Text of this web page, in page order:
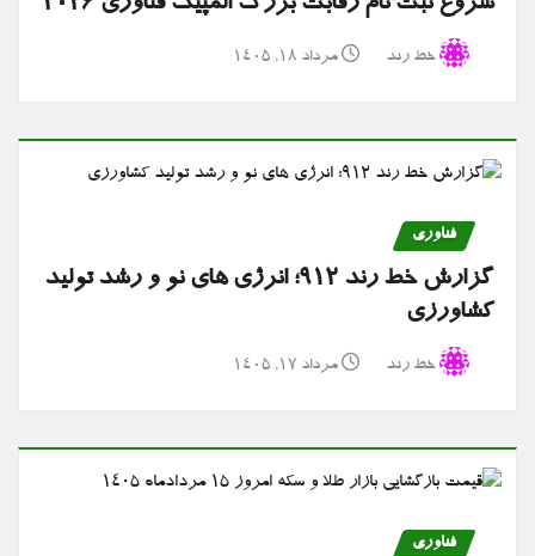
خط رند مرداد ۱۸, ۱۴۰۵
فناوری
گزارش خط رند ۹۱۲؛ انرژی های نو و رشد تولید
کشاورزی
خط رند مرداد ۱۷, ۱۴۰۵
فناوری